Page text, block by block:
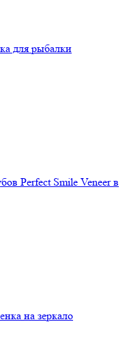
для рыбалки
Perfect Smile Veneer в
на зеркало